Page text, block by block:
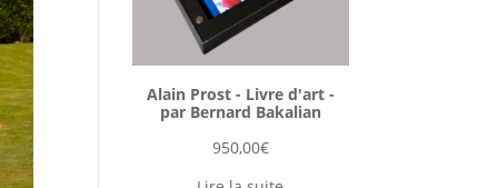
Alain Prost - Livre d'art -
par Bernard Bakalian
950,00€